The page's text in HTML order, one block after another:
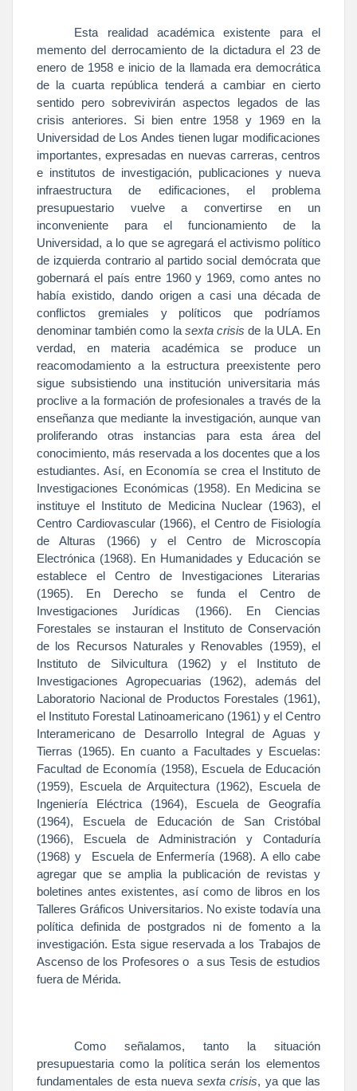
Esta realidad académica existente para el
memento del derrocamiento de la dictadura el 23 de
enero de 1958 e inicio de la llamada era democrática
de la cuarta república tenderá a cambiar en cierto
sentido pero sobrevivirán aspectos legados de las
crisis anteriores. Si bien entre 1958 y 1969 en
la
Universidad de Los Andes tienen lugar modificaciones
importantes, expresadas en nuevas carreras, centros
e institutos de investigación, publicaciones y nueva
infraestructura de edificaciones, el problema
presupuestario vuelve a convertirse en un
inconveniente para el funcionamiento de
la
Universidad, a lo que se agregará el activismo político
de izquierda contrario al partido social demócrata que
gobernará el país entre 1960 y 1969, como antes no
había existido, dando origen a casi una década de
conflictos gremiales y políticos que podríamos
denominar también como la sexta crisis de la ULA. En
verdad, en materia académica se produce un
reacomodamiento a la estructura preexistente pero
sigue subsistiendo una institución universitaria más
proclive a la formación de profesionales a través de la
enseñanza que mediante la investigación, aunque van
proliferando otras instancias para esta área del
conocimiento, más reservada a los docentes que a los
estudiantes. Así, en Economía se crea el Instituto de
Investigaciones Económicas (1958). En Medicina se
instituye el Instituto de Medicina Nuclear (1963), el
Centro Cardiovascular (1966), el Centro de Fisiología
de Alturas (1966) y el Centro de Microscopía
Electrónica (1968). En Humanidades y Educación se
establece el Centro de Investigaciones Literarias
(1965). En Derecho se funda el Centro de
Investigaciones Jurídicas (1966). En Ciencias
Forestales se instauran el Instituto de Conservación
de los Recursos Naturales y Renovables (1959), el
Instituto de Silvicultura (1962) y el Instituto de
Investigaciones Agropecuarias (1962), además del
Laboratorio Nacional de Productos Forestales (1961),
el Instituto Forestal Latinoamericano (1961) y el Centro
Interamericano de Desarrollo Integral de Aguas y
Tierras (1965). En cuanto a Facultades y Escuelas:
Facultad de Economía (1958), Escuela de Educación
(1959), Escuela de Arquitectura (1962), Escuela de
Ingeniería Eléctrica (1964), Escuela de Geografía
(1964), Escuela de Educación de San Cristóbal
(1966), Escuela de Administración y Contaduría
(1968) y Escuela de Enfermería (1968). A ello cabe
agregar que se amplia la publicación de revistas y
boletines antes existentes, así como de libros en los
Talleres Gráficos Universitarios. No existe todavía una
política definida de postgrados ni de fomento a la
investigación. Esta sigue reservada a los Trabajos de
Ascenso de los Profesores o a sus Tesis de estudios
fuera de Mérida.
Como señalamos, tanto la situación
presupuestaria como la política serán los elementos
fundamentales de esta nueva sexta crisis, ya que las